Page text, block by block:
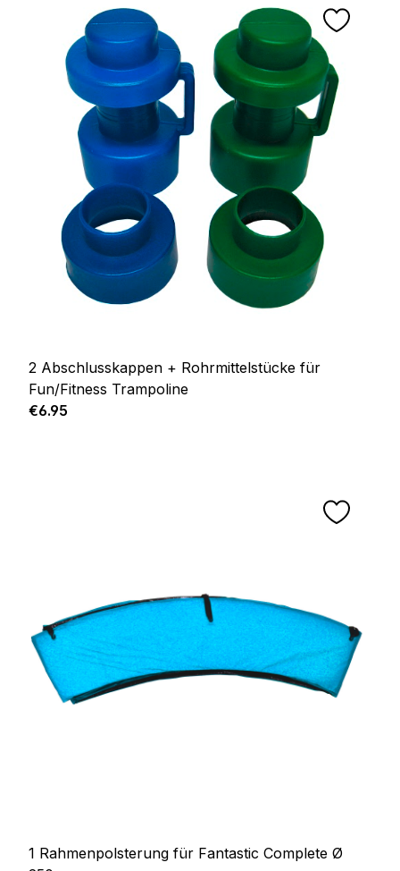
2 Abschlusskappen + Rohrmittelstücke für
Fun/Fitness Trampoline
Regular price:
€6.95
1 Rahmenpolsterung für Fantastic Complete Ø